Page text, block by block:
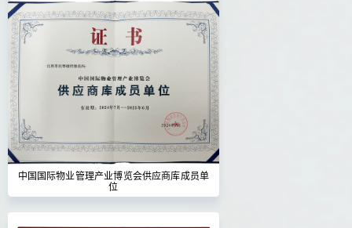
中国国际物业管理产业博览会供应商库成员单
位